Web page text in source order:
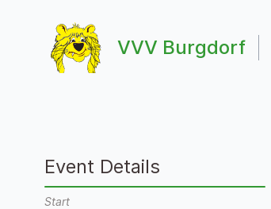
VVV Burgdorf
VVV Burgdorf
Event Details
Start